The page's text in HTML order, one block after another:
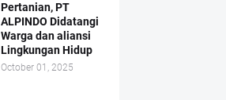
Pertanian, PT
ALPINDO Didatangi
Warga dan aliansi
Lingkungan Hidup
October 01, 2025